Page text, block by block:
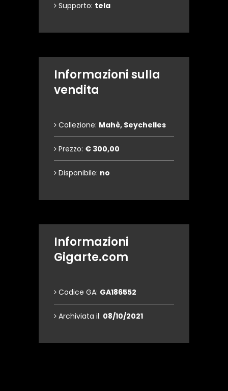
Supporto: tela
Informazioni sulla
vendita
Collezione: Mahè, Seychelles
Prezzo: € 300,00
Disponibile: no
Informazioni
Gigarte.com
Codice GA: GA186552
Archiviata il: 08/10/2021